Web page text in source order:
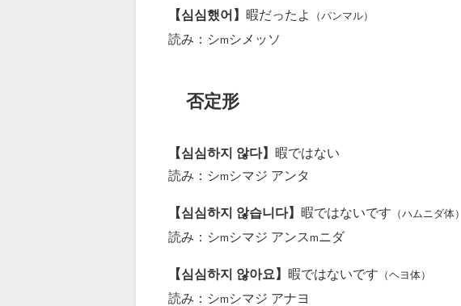
【심심했어】 暇だったよ （パンマル）
読み：シm シメッソ
否定形
【심심하지 않다】 暇ではない
読み：シm シマジ アンタ
【심심하지 않습니다】 暇ではないです （ハムニダ体）
読み：シm シマジ アンスmニダ
【심심하지 않아요】 暇ではないです （ヘヨ体）
読み：シm シマジ アナヨ